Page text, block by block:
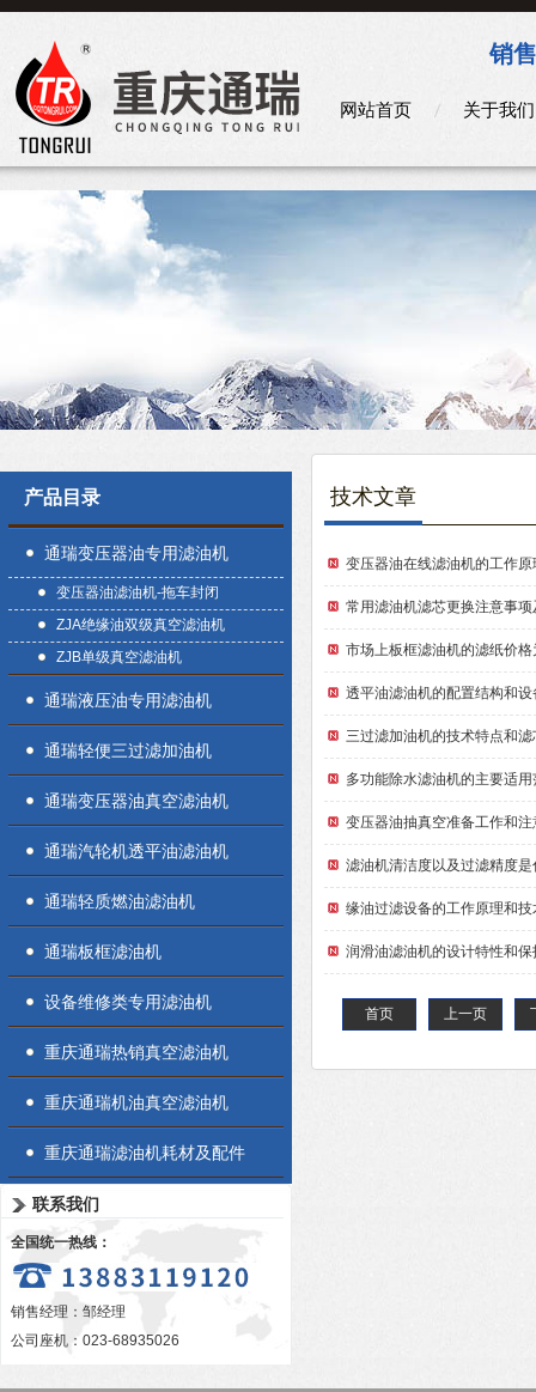
销
网站首页 关于我们
产品目录
通瑞变压器油专用滤油机
变压器油滤油机-拖车封闭
ZJA绝缘油双级真空滤油机
ZJB单级真空滤油机
通瑞液压油专用滤油机
通瑞轻便三过滤加油机
通瑞变压器油真空滤油机
通瑞汽轮机透平油滤油机
通瑞轻质燃油滤油机
通瑞板框滤油机
设备维修类专用滤油机
重庆通瑞热销真空滤油机
重庆通瑞机油真空滤油机
重庆通瑞滤油机耗材及配件
联系我们
全国统一热线：
销售经理：邹经理
公司座机：023-68935026
技术文章
变压器油在线滤油机的工作
常用滤油机滤芯更换注意事
市场上板框滤油机的滤纸价
透平油滤油机的配置结构和
三过滤加油机的技术特点和
多功能除水滤油机的主要适
变压器油抽真空准备工作和
滤油机清洁度以及过滤精度
缘油过滤设备的工作原理和
润滑油滤油机的设计特性和
首页 上一页